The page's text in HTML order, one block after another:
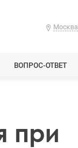
Москва
ВОПРОС-ОТВЕТ
при